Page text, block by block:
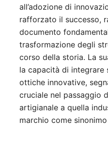
all’adozione di
rafforzato il successo,
documento
trasformazione degli
corso della storia. La
la capacità di integrare
ottiche innovative,
cruciale nel passaggio
artigianale a quella
marchio come